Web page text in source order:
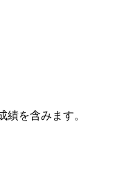
績を含みます。